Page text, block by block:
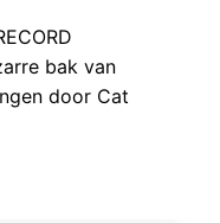
bak van
door Cat